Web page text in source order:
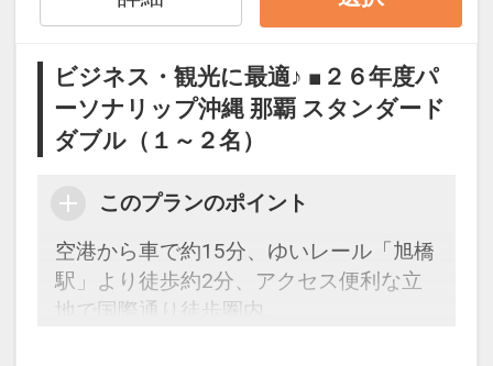
※滞在中おひとり様につき１本
※旅行代金に含まれます。
ホテルのご案内
ペイン語の「シエスタ（お昼寝）」でユ
沖縄本島を縦断する国道58号線沿いの便
利な立地でコンビニも近く、那覇のメイ
ビジネス・観光に最適♪ ■２６年度パ
ーソナリップ沖縄 那覇 スタンダード
ダブル（１～２名）
このプランのポイント
空港から車で約15分、ゆいレール「旭橋
駅」より徒歩約2分、アクセス便利な立
地で国際通り徒歩圏内。